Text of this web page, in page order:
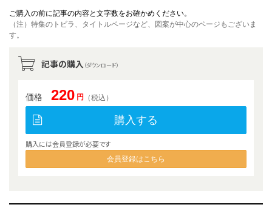
ご購入の前に記事の内容と文字数をお確かめください。
（注）特集のトビラ、タイトルページなど、図案が中心のページもございま
す。
記事の購入 （ダウンロード）
価格 220 円 （税込）
購入する
購入には会員登録が必要です
会員登録はこちら